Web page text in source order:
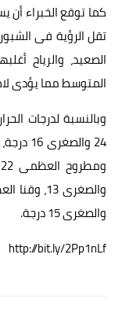
كما توقع الخبراء أن
تقل الرؤية فى
الصعيد، والرياح
المتوسط مما يؤدى
وبالنسبة لدرجات
والصغرى 15 درجة.
http://bit.ly/2Pp1nLf